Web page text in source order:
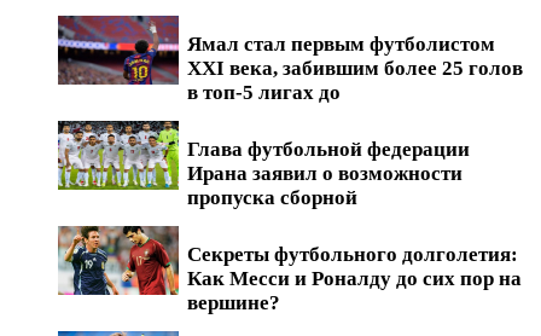
Ямал стал первым футболистом
XXI века, забившим более 25 голов
в топ-5 лигах до
Глава футбольной федерации
Ирана заявил о возможности
пропуска сборной
Секреты футбольного долголетия:
Как Месси и Роналду до сих пор на
вершине?